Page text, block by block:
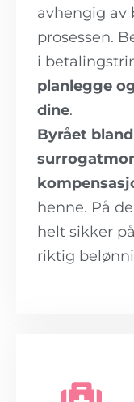
avhengig av
prosessen.
i
planlegge
dine.
Byrået bland
henne. På
helt sikker
riktig